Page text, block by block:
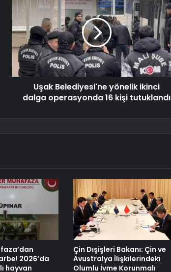
Uşak Belediyesi'ne yönelik ikinci
dalga operasyonda 16 kişi tutuklandı
2026’da
hayvan
Çin Dışişleri Bakanı: Çin ve
Avustralya İlişkilerindeki
Olumlu İvme Korunmalı